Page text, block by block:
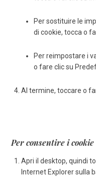
Per sostituire le
di cookie, tocca o
Per reimpostare i
o fare clic su
Al termine, toccare o
Per consentire i cookie
Apri il desktop, quindi
Internet Explorer sulla